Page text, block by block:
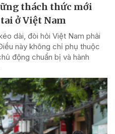
thách thức mới
ở Việt Nam
dài, đòi hỏi Việt Nam phải
này không chỉ phụ thuộc
động chuẩn bị và hành